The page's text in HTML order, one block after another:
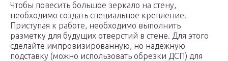
Чтобы повесить большое зеркало на стену,
необходимо создать специальное крепление.
Приступая к работе, необходимо выполнить
разметку для будущих отверстий в стене. Для этого
сделайте импровизированную, но надежную
подставку (можно использовать обрезки ДСП) для